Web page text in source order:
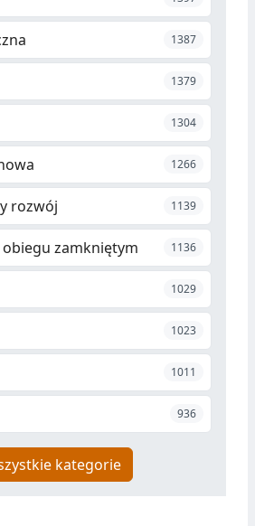
1387
1379
1304
1266
rozwój 1139
zamkniętym 1136
1029
1023
1011
936
kategorie